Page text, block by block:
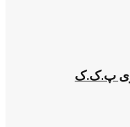
سوی پ.ک.ک